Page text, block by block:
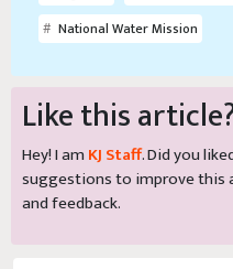
National Water Mission
Like this
Hey! I am KJ Staff. Did you
suggestions to improve this
and feedback.